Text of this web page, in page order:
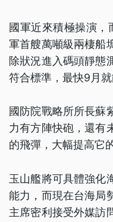
國軍近來積極操演，
軍首艘萬噸級兩棲船
除狀況進入碼頭靜態
符合標準，最快9月就
國防院戰略所所長蘇
力有方陣快砲，還有
的飛彈，大幅提高它
玉山艦將可具體強化
能力，而現在台海局
主席密利接受外媒訪